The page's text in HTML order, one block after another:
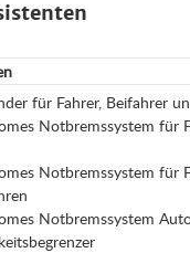
für Fahrer, Beifahrer
Notbremssystem für
Notbremssystem für
Notbremssystem